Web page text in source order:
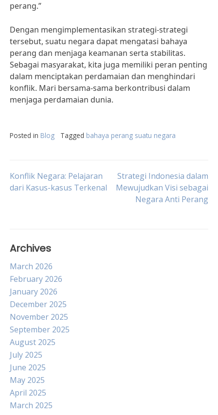
perang.”
Dengan mengimplementasikan strategi-strategi
tersebut, suatu negara dapat mengatasi bahaya
perang dan menjaga keamanan serta stabilitas.
Sebagai masyarakat, kita juga memiliki peran penting
dalam menciptakan perdamaian dan menghindari
konflik. Mari bersama-sama berkontribusi dalam
menjaga perdamaian dunia.
Posted in Blog Tagged bahaya perang suatu negara
Post
Konflik Negara: Pelajaran
dari Kasus-kasus Terkenal
Strategi Indonesia dalam
Mewujudkan Visi sebagai
Negara Anti Perang
Archives
March 2026
February 2026
January 2026
December 2025
November 2025
September 2025
August 2025
July 2025
June 2025
May 2025
April 2025
March 2025